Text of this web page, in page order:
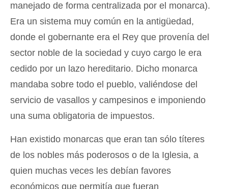
manejado de forma centralizada por el monarca).
Era un sistema muy común en la antigüedad,
donde el gobernante era el Rey que provenía del
sector noble de la sociedad y cuyo cargo le era
cedido por un lazo hereditario. Dicho monarca
mandaba sobre todo el pueblo, valiéndose del
servicio de vasallos y campesinos e imponiendo
una suma obligatoria de impuestos.
Han existido monarcas que eran tan sólo títeres
de los nobles más poderosos o de la Iglesia, a
quien muchas veces les debían favores
económicos que permitía que fueran